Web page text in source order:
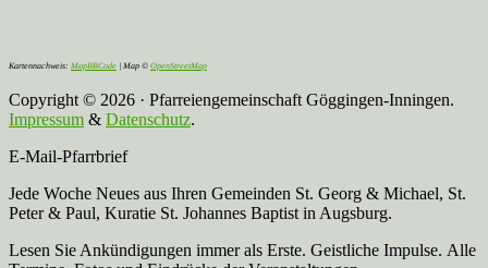
Kartennachweis: MapBBCode | Map © OpenStreetMap
Copyright © 2026 · Pfarreiengemeinschaft Göggingen-Inningen.
Impressum & Datenschutz.
E-Mail-Pfarrbrief
Jede Woche Neues aus Ihren Gemeinden St. Georg & Michael, St.
Peter & Paul, Kuratie St. Johannes Baptist in Augsburg.
Lesen Sie Ankündigungen immer als Erste. Geistliche Impulse. Alle